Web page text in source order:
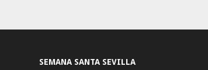
SEMANA SANTA SEVILLA